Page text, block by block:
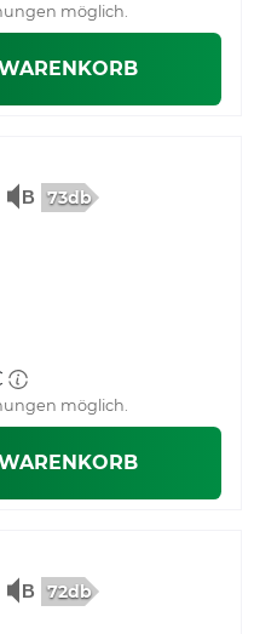
möglich.
73db
möglich.
72db